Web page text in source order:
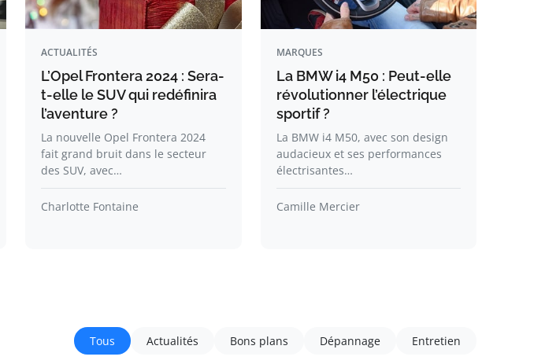
ACTUALITÉS
L’Opel Frontera 2024 : Sera-
t-elle le SUV qui redéfinira
l’aventure ?
La nouvelle Opel Frontera 2024
fait grand bruit dans le secteur
des SUV, avec…
Charlotte Fontaine
MARQUES
La BMW i4 M50 : Peut-elle
révolutionner l’électrique
sportif ?
La BMW i4 M50, avec son design
audacieux et ses performances
électrisantes…
Camille Mercier
Tous Actualités Bons plans Dépannage Entretien